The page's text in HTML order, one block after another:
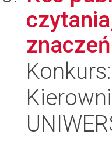
znaczeń
Konkurs: